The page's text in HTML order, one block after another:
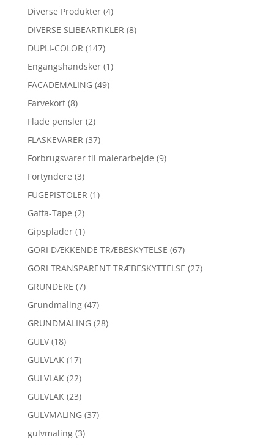
Diverse Produkter (4)
DIVERSE SLIBEARTIKLER (8)
DUPLI-COLOR (147)
Engangshandsker (1)
FACADEMALING (49)
Farvekort (8)
Flade pensler (2)
FLASKEVARER (37)
Forbrugsvarer til malerarbejde (9)
Fortyndere (3)
FUGEPISTOLER (1)
Gaffa-Tape (2)
Gipsplader (1)
GORI DÆKKENDE TRÆBESKYTELSE (67)
GORI TRANSPARENT TRÆBESKYTTELSE (27)
GRUNDERE (7)
Grundmaling (47)
GRUNDMALING (28)
GULV (18)
GULVLAK (17)
GULVLAK (22)
GULVLAK (23)
GULVMALING (37)
gulvmaling (3)